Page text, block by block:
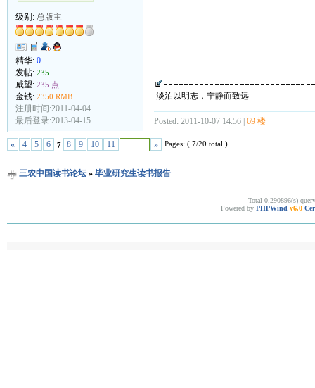
级别: 总版主
精华: 0
发帖: 235
威望: 235 点
金钱: 2350 RMB
注册时间:2011-04-04
最后登录:2013-04-15
淡泊以明志，宁静而致远
Posted: 2011-10-07 14:56 | 69 楼
« 4 5 6 7 8 9 10 11 » Pages: ( 7/20 total )
三农中国读书论坛» 毕业研究生读书报告
Total 0.290896(s)
Powered by PHPWind v6.0